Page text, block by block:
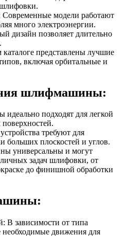
Современные модели работают
много электроэнергии.
дизайн позволяет длительно
представлены лучшие
включая орбитальные и
шлифмашины:
подходят для легкой
требуют для
больших плоскостей и углов.
универсальны и могут
задач шлифовки, от
до финишной обработки
В зависимости от типа
движения для